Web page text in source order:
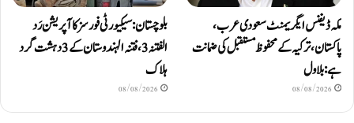
مکہ ڈیفنس ایگریمنٹ سعودی عرب،
پاکستان، ترکیہ کے محفوظ مستقبل کی ضمانت
ہے: بلاول
08/08/2026
بلوچستان: سیکیورٹی فورسز کا آپریشن رَد
الفتنہ 3، فتنہ الہندوستان کے 3 دہشت گرد
ہلاک
08/08/2026